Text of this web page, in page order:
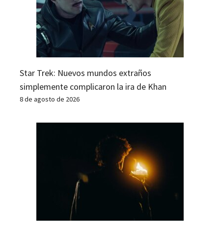
Star Trek: Nuevos mundos extraños
simplemente complicaron la ira de Khan
8 de agosto de 2026